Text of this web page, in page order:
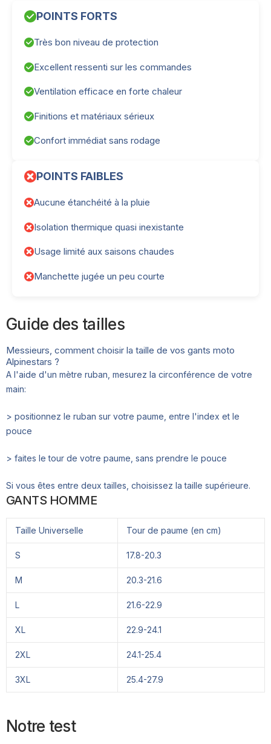
POINTS FORTS
Très bon niveau de protection
Excellent ressenti sur les commandes
Ventilation efficace en forte chaleur
Finitions et matériaux sérieux
Confort immédiat sans rodage
POINTS FAIBLES
Aucune étanchéité à la pluie
Isolation thermique quasi inexistante
Usage limité aux saisons chaudes
Manchette jugée un peu courte
Guide des tailles
Messieurs, comment choisir la taille de vos gants moto
Alpinestars ?
A l'aide d'un mètre ruban, mesurez la circonférence de votre
main:
> positionnez le ruban sur votre paume, entre l'index et le
pouce
> faites le tour de votre paume, sans prendre le pouce
Si vous êtes entre deux tailles, choisissez la taille supérieure.
GANTS HOMME
Taille Universelle Tour de paume (en cm)
S 17.8-20.3
M 20.3-21.6
L 21.6-22.9
XL 22.9-24.1
2XL 24.1-25.4
3XL 25.4-27.9
Notre test